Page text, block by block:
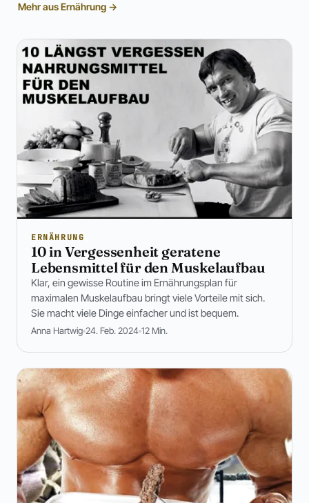
Mehr aus Ernährung →
ERNÄHRUNG
10 in Vergessenheit geratene
Lebensmittel für den Muskelaufbau
Klar, ein gewisse Routine im Ernährungsplan für
maximalen Muskelaufbau bringt viele Vorteile mit sich.
Sie macht viele Dinge einfacher und ist bequem.
Anna Hartwig 24. Feb. 2024 12 Min.